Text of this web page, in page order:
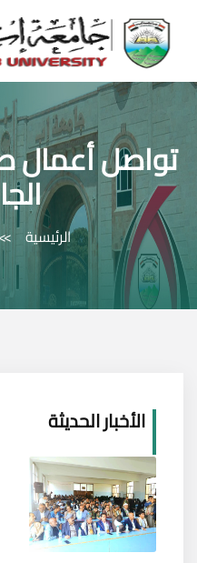
الرئيسية
عن الجامعة
البرامج الاكاديمية
خدمات الطالب
الكليات والمراكز
تواصل أعمال
الرئيسية
الأخبار الحديثة